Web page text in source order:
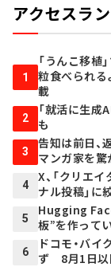
アクセスラ
1
「うんこ移植
粒食べられ
載
2
「就活に生
も
3
告知は前日、
マンガ家を驚
4
X、「クリエ
ナル投稿」に
5
Hugging
板”を作って
6
ドコモ・バイ
ず 8月1日以